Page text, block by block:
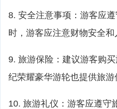
8. 安全注意事项：游客应
时，游客应注意财物安全和
9. 旅游保险：建议游客购
纪荣耀豪华游轮也提供旅游
10. 旅游礼仪：游客应遵守